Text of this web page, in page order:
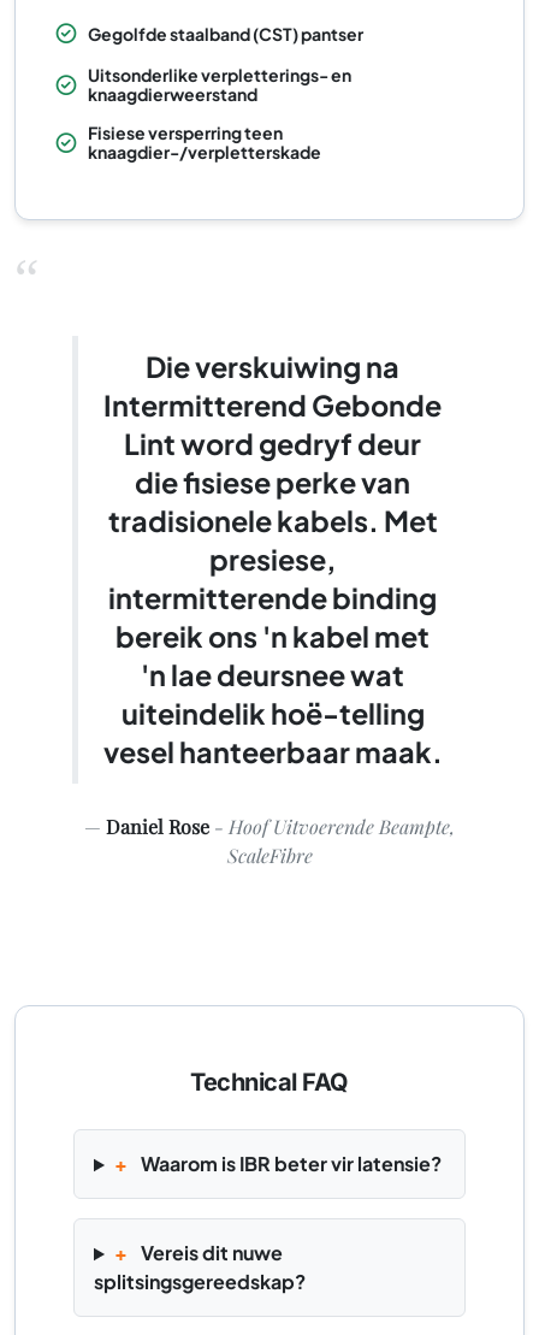
Gegolfde staalband (CST) pantser
Uitsonderlike verpletterings- en
knaagdierweerstand
Fisiese versperring teen
knaagdier-/verpletterskade
“
Die verskuiwing na
Intermitterend Gebonde
Lint word gedryf deur
die fisiese perke van
tradisionele kabels. Met
presiese,
intermitterende binding
bereik ons 'n kabel met
'n lae deursnee wat
uiteindelik hoë-telling
vesel hanteerbaar maak.
Daniel Rose - Hoof Uitvoerende Beampte,
ScaleFibre
Technical FAQ
+ Waarom is IBR beter vir latensie?
+ Vereis dit nuwe
splitsingsgereedskap?